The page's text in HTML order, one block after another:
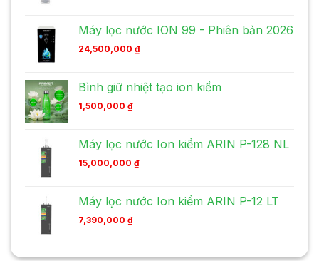
Máy lọc nước ION 99 - Phiên bản 2026
24,500,000 ₫
Bình giữ nhiệt tạo ion kiềm
1,500,000 ₫
Máy lọc nước Ion kiềm ARIN P-128 NL
15,000,000 ₫
Máy lọc nước Ion kiềm ARIN P-12 LT
7,390,000 ₫